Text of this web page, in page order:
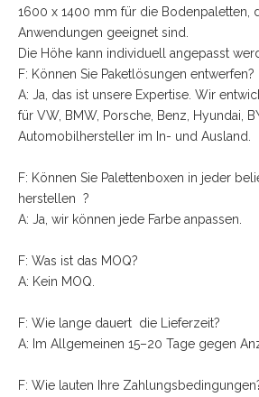
1600 x 1400 mm für die Bodenpaletten,
Anwendungen geeignet sind.
Die Höhe kann individuell angepasst
F: Können Sie Paketlösungen entwerfen?
A: Ja, das ist unsere Expertise. Wir
für VW, BMW, Porsche, Benz, Hyundai,
Automobilhersteller im In- und Ausland.
F: Können Sie Palettenboxen in jeder
herstellen ?
A: Ja, wir können jede Farbe anpassen.
F: Was ist das MOQ?
A: Kein MOQ.
F: Wie lange dauert die Lieferzeit?
A: Im Allgemeinen 15–20 Tage gegen
F: Wie lauten Ihre